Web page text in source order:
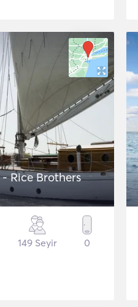
Rice Brothers
149 Seyir 0